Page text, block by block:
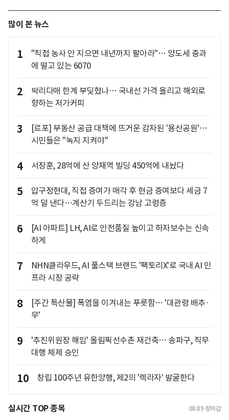
많이 본 뉴스
1
"직접 농사 안 지으면 내년까지 팔아라"… 양도세 중과
에 떨고 있는 6070
2
박리다매 한계 부딪혔나… 국내선 가격 올리고 해외로
향하는 저가커피
3
[르포] 부동산 공급 대책에 뜨거운 감자된 '용산공원'…
시민들은 "녹지 지켜야"
4 서장훈, 28억에 산 양재역 빌딩 450억에 내놨다
5
압구정현대, 직접 증여가 매각 후 현금 증여보다 세금 7
억 덜 낸다…계산기 두드리는 강남 고령층
6
[AI 아파트] LH, AI로 안전품질 높이고 하자보수는 신속
하게
7
NHN클라우드, AI 풀스택 브랜드 '팩토리X'로 국내 AI 인
프라 시장 공략
8
[주간 특산물] 폭염을 이겨내는 푸릇함… '대관령 배추·
무'
9
'추진위원장 해임' 올림픽선수촌 재건축… 송파구, 직무
대행 체제 승인
10 창립 100주년 유한양행, 제2의 '렉라자' 발굴한다
실시간 TOP 종목 08.09 장마감